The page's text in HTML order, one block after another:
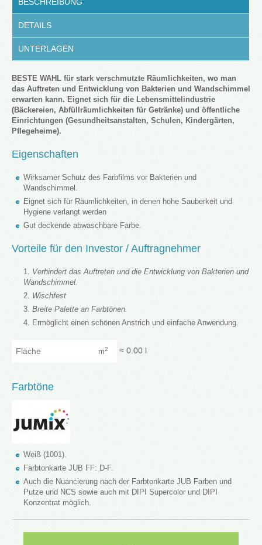
DETAILS
UNTERLAGEN
BESTE WAHL für stark verschmutzte Räumlichkeiten, wo man
das Auftreten und Entwicklung von Bakterien und Wandschimmel
erwarten kann. Eignet sich für die Lebensmittelindustrie
(Bäckereien, Abfüllräumlichkeiten für Getränke) und öffentliche
Einrichtungen (Gesundheitsanstalten, Schulen, Kindergärten,
Pflegeheime).
Eigenschaften
Wirksamer Schutz des Farbfilms vor Bakterien und
Wandschimmel.
Eignet sich für Räumlichkeiten, in denen hohe Sauberkeit und
Hygiene verlangt werden
Gut deckende abwaschbare Farbe.
Vorteile für den Investor / Auftragnehmer
Verhindert das Auftreten und die Entwicklung von Bakterien und
Wandschimmel.
Wischfest
Breite Palette an Farbtönen.
Ermöglicht einen schönen Anstrich und einfache Anwendung.
m2 ≈ 0.00 l
Farbtöne
Weiß (1001).
Farbtonkarte JUB FF: D-F.
Auch die Nuancierung nach der Farbtonkarte JUB Farben und
Putze und NCS sowie auch mit DIPI Supercolor und DIPI
Konzentrat möglich.